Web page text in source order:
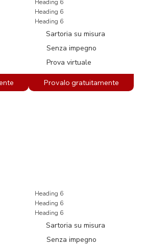
Heading 6
Heading 6
Heading 6
Sartoria su misura
Senza impegno
Prova virtuale
Heading 6
Heading 6
Heading 6
Sartoria su misura
Senza impegno